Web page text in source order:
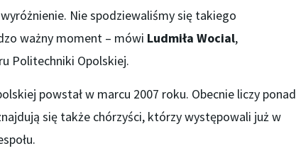
Nie spodziewaliśmy się takiego
ważny moment – mówi Ludmiła Wocial,
Politechniki Opolskiej.
powstał w marcu 2007 roku. Obecnie liczy ponad
się także chórzyści, którzy występowali już w